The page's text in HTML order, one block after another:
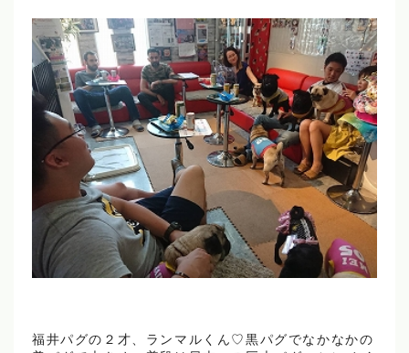
福井パグの２才、ランマルくん♡黒パグでなかなかの